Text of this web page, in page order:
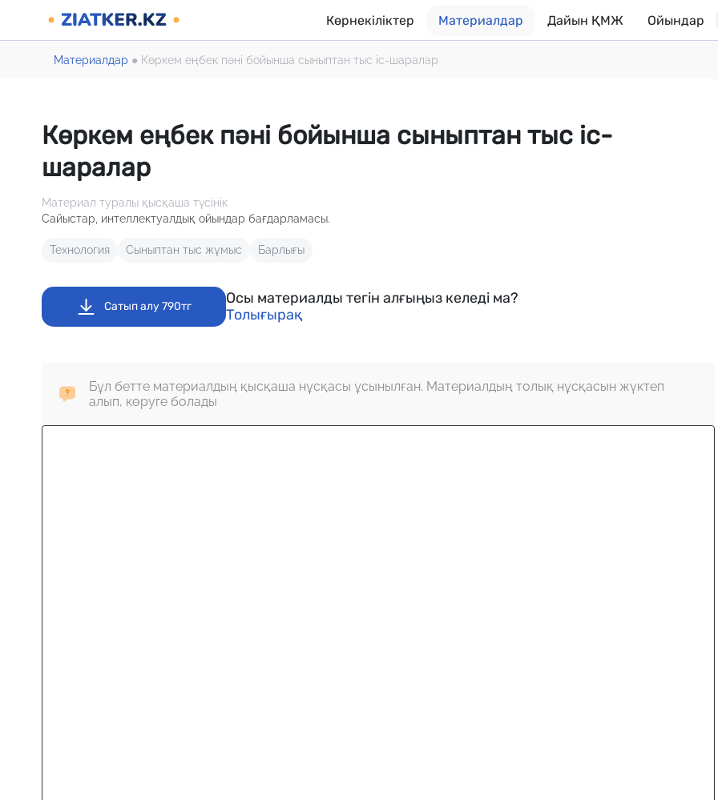
Көрнекіліктер Материалдар Дайын ҚМЖ Ойындар
Материалдар ● Көркем еңбек пәні бойынша сыныптан тыс іс-шаралар
Көркем еңбек пәні бойынша сыныптан тыс іс-
шаралар
Материал туралы қысқаша түсінік
Сайыстар, интеллектуалдық ойындар бағдарламасы.
Технология Сыныптан тыс жұмыс Барлығы
Сатып алу 790тг
Осы материалды тегін алғыңыз келеді ма?
Толығырақ
Бұл бетте материалдың қысқаша нұсқасы ұсынылған. Материалдың толық нұсқасын жүктеп
алып, көруге болады